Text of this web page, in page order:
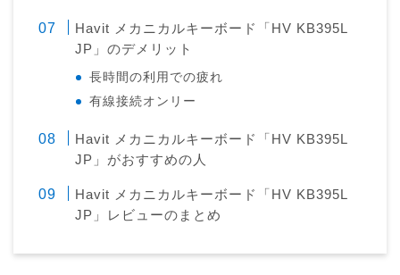
Havit メカニカルキーボード「HV KB395L
JP」のデメリット
長時間の利用での疲れ
有線接続オンリー
Havit メカニカルキーボード「HV KB395L
JP」がおすすめの人
Havit メカニカルキーボード「HV KB395L
JP」レビューのまとめ